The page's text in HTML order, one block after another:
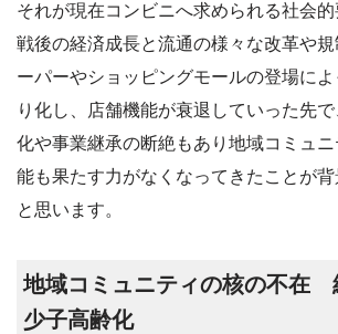
それが現在コンビニへ求められる社会的
戦後の経済成長と流通の様々な改革や
ーパーやショッピングモールの登場に
り化し、店舗機能が衰退していった先
化や事業継承の断絶もあり地域コミュ
能も果たす力がなくなってきたことが
と思います。
地域コミュニティの核の不在
少子高齢化